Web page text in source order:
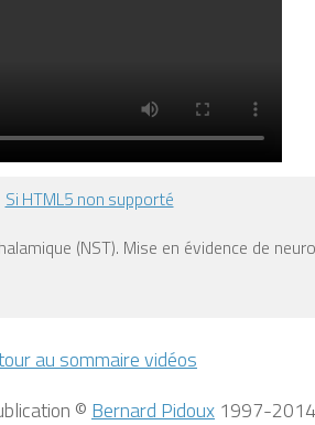
Si HTML5 non supporté
(NST). Mise en évidence de
au sommaire vidéos
© Bernard Pidoux 1997-2014